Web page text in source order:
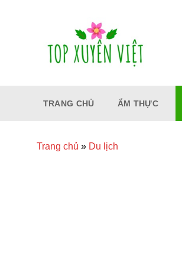
TRANG CHỦ ẨM THỰC
Trang chủ » Du lịch